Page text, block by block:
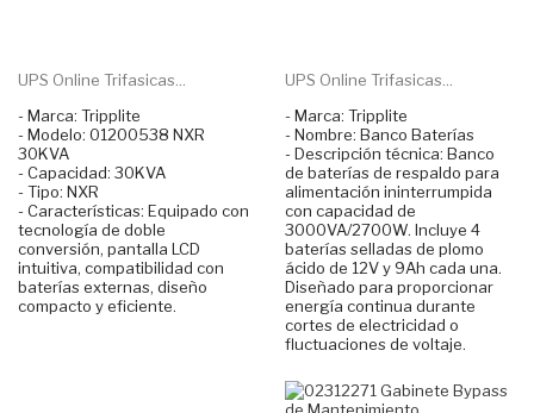
UPS Online Trifasicas...
- Marca: Tripplite
- Modelo: 01200538 NXR
30KVA
- Capacidad: 30KVA
- Tipo: NXR
- Características: Equipado con
tecnología de doble
conversión, pantalla LCD
intuitiva, compatibilidad con
baterías externas, diseño
compacto y eficiente.
UPS Online Trifasicas...
- Marca: Tripplite
- Nombre: Banco Baterías
- Descripción técnica: Banco
de baterías de respaldo para
alimentación ininterrumpida
con capacidad de
3000VA/2700W. Incluye 4
baterías selladas de plomo
ácido de 12V y 9Ah cada una.
Diseñado para proporcionar
energía continua durante
cortes de electricidad o
fluctuaciones de voltaje.